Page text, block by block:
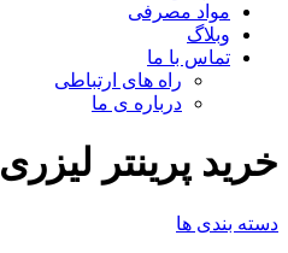
مواد مصرفی
وبلاگ
تماس با ما
راه های ارتباطی
درباره ی ما
خرید پرینتر لیزری HP LaserJet Pro M102a
دسته بندی ها